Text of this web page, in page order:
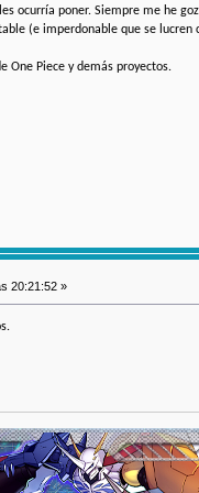
ocurría poner. Siempre me he
(e imperdonable que se lucren
One Piece y demás proyectos.
20:21:52 »